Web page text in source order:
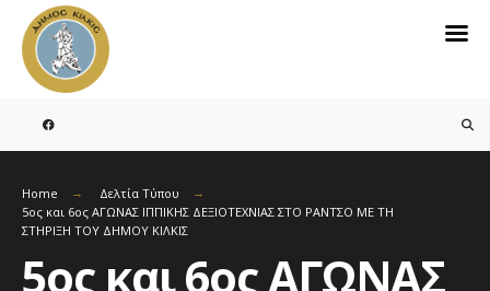
Skip
Home
Δελτία Τύπου
5ος και 6ος ΑΓΩΝΑΣ ΙΠΠΙΚΗΣ ΔΕΞΙΟΤΕΧΝΙΑΣ ΣΤΟ ΡΑΝΤΣΟ ΜΕ ΤΗ
ΣΤΗΡΙΞΗ ΤΟΥ ΔΗΜΟΥ ΚΙΛΚΙΣ
5ος και 6ος ΑΓΩΝΑΣ
Search
for: